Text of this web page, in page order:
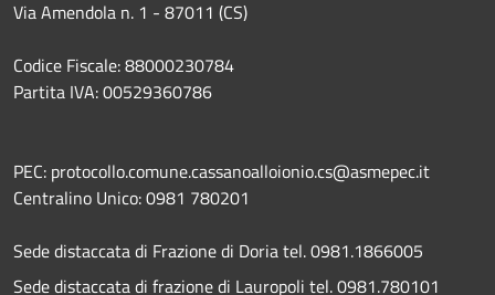
Via Amendola n. 1 - 87011 (CS)
Codice Fiscale: 88000230784
Partita IVA: 00529360786
PEC: protocollo.comune.cassanoalloionio.cs@asmepec.it
Centralino Unico: 0981 780201
Sede distaccata di Frazione di Doria tel. 0981.1866005
Sede distaccata di frazione di Lauropoli tel. 0981.780101